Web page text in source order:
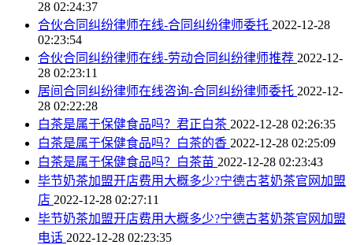
28 02:24:37
合伙合同纠纷律师在线-合同纠纷律师委托 2022-12-28
02:23:54
合伙合同纠纷律师在线-劳动合同纠纷律师推荐 2022-12-
28 02:23:11
居间合同纠纷律师在线咨询-合同纠纷律师委托 2022-12-
28 02:22:28
白茶是属于保健食品吗？君正白茶 2022-12-28 02:26:35
白茶是属于保健食品吗？白茶的香 2022-12-28 02:25:09
白茶是属于保健食品吗？白茶苗 2022-12-28 02:23:43
毕节奶茶加盟开店费用大概多少?宁德古茗奶茶官网加盟
店 2022-12-28 02:27:11
毕节奶茶加盟开店费用大概多少?宁德古茗奶茶官网加盟
电话 2022-12-28 02:23:35